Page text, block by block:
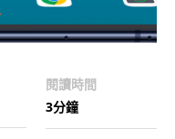
閱讀時間
3分鐘